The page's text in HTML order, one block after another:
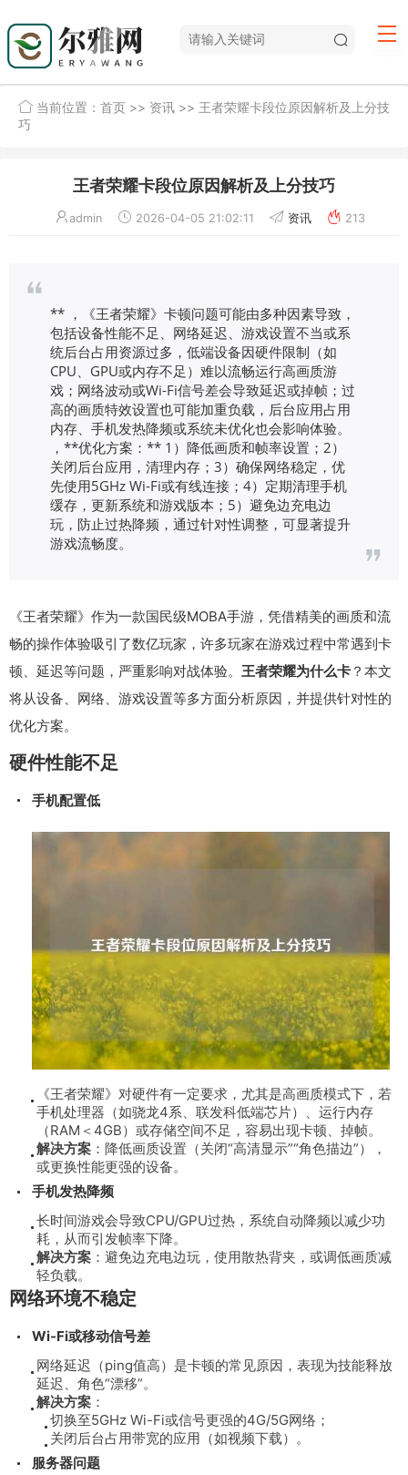
当前位置： 首页 >> 资讯 >> 王者荣耀卡段位原因解析及上分技
巧
王者荣耀卡段位原因解析及上分技巧
admin 2026-04-05 21:02:11 资讯 213
** ，《王者荣耀》卡顿问题可能由多种因素导致，
包括设备性能不足、网络延迟、游戏设置不当或系
统后台占用资源过多，低端设备因硬件限制（如
CPU、GPU或内存不足）难以流畅运行高画质游
戏；网络波动或Wi-Fi信号差会导致延迟或掉帧；过
高的画质特效设置也可能加重负载，后台应用占用
内存、手机发热降频或系统未优化也会影响体验。
，**优化方案：** 1）降低画质和帧率设置；2）
关闭后台应用，清理内存；3）确保网络稳定，优
先使用5GHz Wi-Fi或有线连接；4）定期清理手机
缓存，更新系统和游戏版本；5）避免边充电边
玩，防止过热降频，通过针对性调整，可显著提升
游戏流畅度。
《王者荣耀》作为一款国民级MOBA手游，凭借精美的画质和流
畅的操作体验吸引了数亿玩家，许多玩家在游戏过程中常遇到卡
顿、延迟等问题，严重影响对战体验。 王者荣耀为什么卡 ？本文
将从设备、网络、游戏设置等多方面分析原因，并提供针对性的
优化方案。
硬件性能不足
手机配置低
《王者荣耀》对硬件有一定要求，尤其是高画质模式下，若
手机处理器（如骁龙4系、联发科低端芯片）、运行内存
（RAM＜4GB）或存储空间不足，容易出现卡顿、掉帧。
解决方案 ：降低画质设置（关闭“高清显示”“角色描边”），
或更换性能更强的设备。
手机发热降频
长时间游戏会导致CPU/GPU过热，系统自动降频以减少功
耗，从而引发帧率下降。
解决方案 ：避免边充电边玩，使用散热背夹，或调低画质减
轻负载。
网络环境不稳定
Wi-Fi或移动信号差
网络延迟（ping值高）是卡顿的常见原因，表现为技能释放
延迟、角色“漂移”。
解决方案 ：
切换至5GHz Wi-Fi或信号更强的4G/5G网络；
关闭后台占用带宽的应用（如视频下载）。
服务器问题